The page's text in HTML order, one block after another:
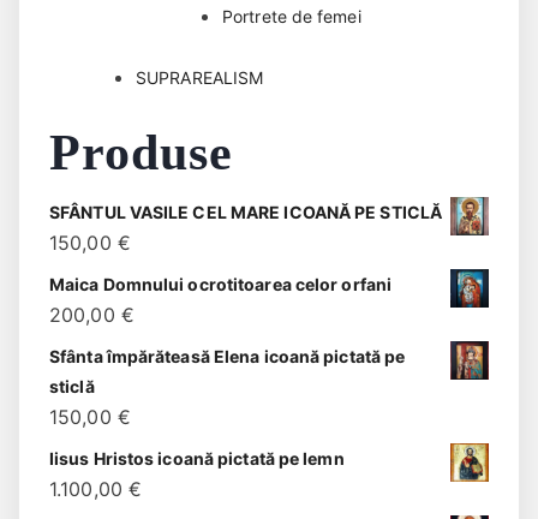
Portrete de femei
SUPRAREALISM
Produse
SFÂNTUL VASILE CEL MARE ICOANĂ PE STICLĂ
150,00 €
Maica Domnului ocrotitoarea celor orfani
200,00 €
Sfânta împărăteasă Elena icoană pictată pe
sticlă
150,00 €
Iisus Hristos icoană pictată pe lemn
1.100,00 €